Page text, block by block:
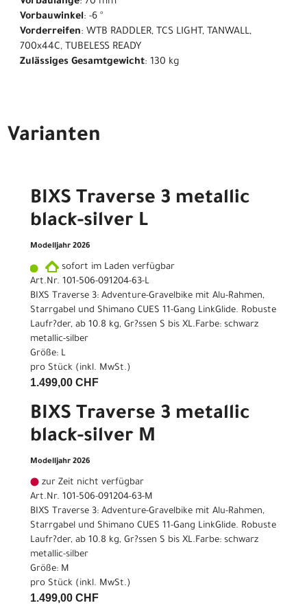
Vorbauwinkel: -6 °
Vorderreifen: WTB RADDLER, TCS LIGHT, TANWALL,
700x44C, TUBELESS READY
Zulässiges Gesamtgewicht: 130 kg
Varianten
BIXS Traverse 3 metallic
black-silver L
Modelljahr 2026
sofort im Laden verfügbar
Art.Nr. 101-506-091204-63-L
BIXS Traverse 3: Adventure-Gravelbike mit Alu-Rahmen,
Starrgabel und Shimano CUES 11-Gang LinkGlide. Robuste
Laufr?der, ab 10.8 kg, Gr?ssen S bis XL.Farbe: schwarz
metallic-silber
Größe: L
pro Stück (inkl. MwSt.)
1.499,00 CHF
BIXS Traverse 3 metallic
black-silver M
Modelljahr 2026
zur Zeit nicht verfügbar
Art.Nr. 101-506-091204-63-M
BIXS Traverse 3: Adventure-Gravelbike mit Alu-Rahmen,
Starrgabel und Shimano CUES 11-Gang LinkGlide. Robuste
Laufr?der, ab 10.8 kg, Gr?ssen S bis XL.Farbe: schwarz
metallic-silber
Größe: M
pro Stück (inkl. MwSt.)
1.499,00 CHF